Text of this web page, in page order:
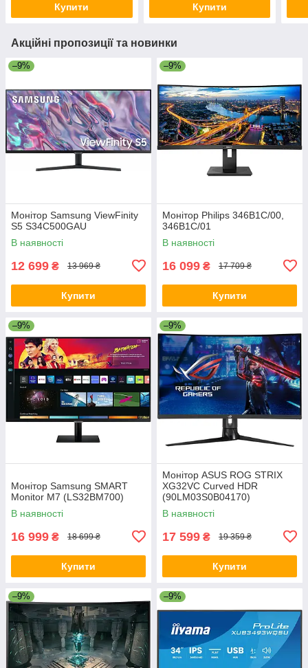
Купити Купити
Акційні пропозиції та новинки
–9%
Монітор Samsung ViewFinity
S5 S34C500GAU
В наявності
12 699 ₴ 13 969 ₴
Купити
–9%
Монітор Philips 346B1C/00,
346B1C/01
В наявності
16 099 ₴ 17 709 ₴
Купити
–9%
Монітор Samsung SMART
Monitor M7 (LS32BM700)
В наявності
16 999 ₴ 18 699 ₴
Купити
–9%
Монітор ASUS ROG STRIX
XG32VC Curved HDR
(90LM03S0B04170)
В наявності
17 599 ₴ 19 359 ₴
Купити
–9% –9%